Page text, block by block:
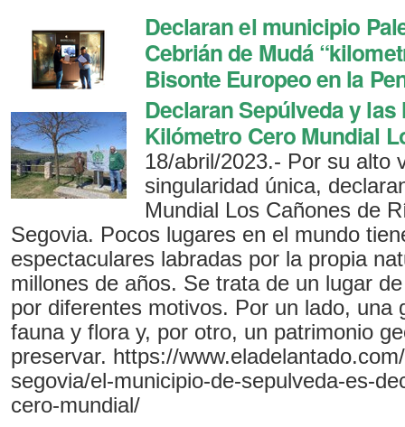
Declaran el municipio
Cebrián de Mudá
Bisonte Europeo en la
Declaran Sepúlveda y
Kilómetro Cero Mundial
18/abril/2023.- Por su alto
singularidad única,
Mundial Los Cañones de
Segovia. Pocos lugares en el mundo
espectaculares labradas por la propia
millones de años. Se trata de un lugar
por diferentes motivos. Por un lado, una
fauna y flora y, por otro, un patrimonio
preservar. https://
segovia/el-municipio-de-sepulveda-es-
cero-mundial/